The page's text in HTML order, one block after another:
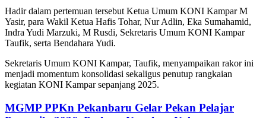
Hadir dalam pertemuan tersebut Ketua Umum KONI Kampar M
Yasir, para Wakil Ketua Hafis Tohar, Nur Adlin, Eka Sumahamid,
Indra Yudi Marzuki, M Rusdi, Sekretaris Umum KONI Kampar
Taufik, serta Bendahara Yudi.
Sekretaris Umum KONI Kampar, Taufik, menyampaikan rakor ini
menjadi momentum konsolidasi sekaligus penutup rangkaian
kegiatan KONI Kampar sepanjang 2025.
MGMP PPKn Pekanbaru Gelar Pekan Pelajar